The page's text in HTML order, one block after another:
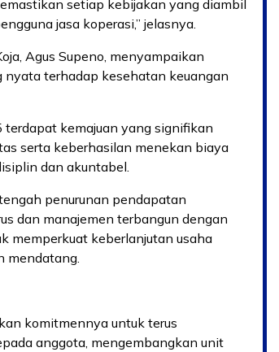
setiap kebijakan yang diambil
jasa koperasi,” jelasnya.
Agus Supeno, menyampaikan
terhadap kesehatan keuangan
kemajuan yang signifikan
serta keberhasilan menekan biaya
dan akuntabel.
penurunan pendapatan
dan manajemen terbangun dengan
memperkuat keberlanjutan usaha
mendatang.
komitmennya untuk terus
anggota, mengembangkan unit